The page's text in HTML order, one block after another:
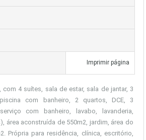
Imprimir página
com 4 suítes, sala de estar, sala de jantar, 3
com banheiro, 2 quartos, DCE, 3
com banheiro, lavabo, lavanderia,
área aconstruída de 550m2, jardim, área do
Própria para residência, clínica, escritório,